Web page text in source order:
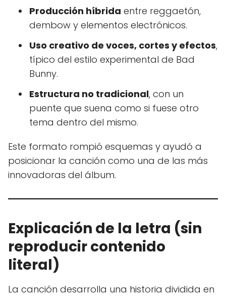
Producción híbrida entre reggaetón,
dembow y elementos electrónicos.
Uso creativo de voces, cortes y efectos,
típico del estilo experimental de Bad
Bunny.
Estructura no tradicional, con un
puente que suena como si fuese otro
tema dentro del mismo.
Este formato rompió esquemas y ayudó a
posicionar la canción como una de las más
innovadoras del álbum.
Explicación de la letra (sin
reproducir contenido
literal)
La canción desarrolla una historia dividida en